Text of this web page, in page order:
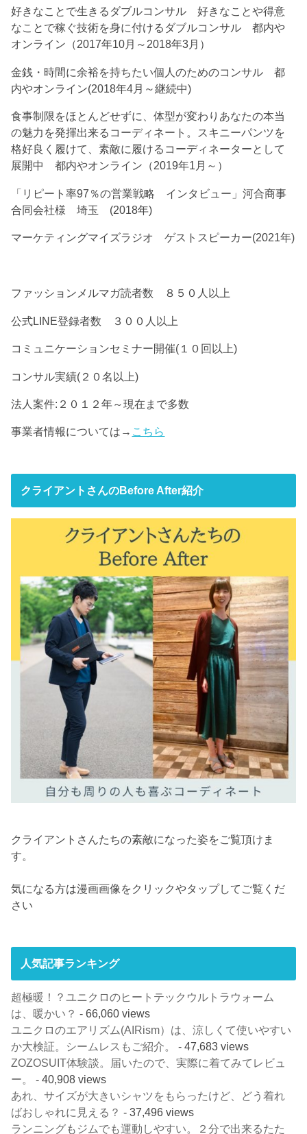
好きなことで生きるダブルコンサル 好きなことや得意
なことで稼ぐ技術を身に付けるダブルコンサル 都内や
オンライン（2017年10月～2018年3月）
金銭・時間に余裕を持ちたい個人のためのコンサル 都
内やオンライン(2018年4月～継続中)
食事制限をほとんどせずに、体型が変わりあなたの本当
の魅力を発揮出来るコーディネート。スキニーパンツを
格好良く履けて、素敵に履けるコーディネーターとして
展開中 都内やオンライン（2019年1月～）
「リピート率97％の営業戦略 インタビュー」河合商事
合同会社様 埼玉 (2018年)
マーケティングマイズラジオ ゲストスピーカー(2021年)
ファッションメルマガ読者数 ８５０人以上
公式LINE登録者数 ３００人以上
コミュニケーションセミナー開催(１０回以上)
コンサル実績(２０名以上)
法人案件:２０１２年～現在まで多数
事業者情報については→ こちら
クライアントさんのBefore After紹介
クライアントさんたちの素敵になった姿をご覧頂けま
す。
気になる方は漫画画像をクリックやタップしてご覧くだ
さい
人気記事ランキング
超極暖！？ユニクロのヒートテックウルトラウォーム
は、暖かい？ - 66,060 views
ユニクロのエアリズム(AIRism）は、涼しくて使いやすい
か大検証。シームレスもご紹介。
- 47,683 views
ZOZOSUIT体験談。届いたので、実際に着てみてレビュ
ー。
- 40,908 views
あれ、サイズが大きいシャツをもらったけど、どう着れ
ばおしゃれに見える？ - 37,496 views
ランニングもジムでも運動しやすい。２分で出来るたた